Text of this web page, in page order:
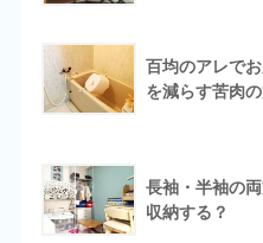
百均のアレで
を減らす苦肉の
長袖・半袖の
収納する？